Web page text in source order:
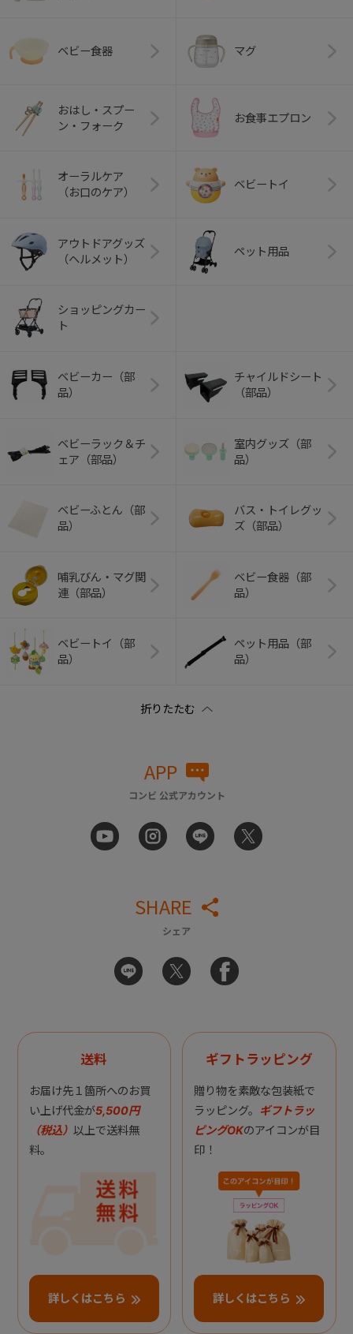
ベビー食器 マグ
おはし・スプー
ン・フォーク
お食事エプロン
オーラルケア
（お口のケア）
ベビートイ
アウトドアグッズ
（ヘルメット）
ペット用品
ショッピングカー
ト
ベビーカー（部
品）
チャイルドシート
（部品）
ベビーラック＆チ
ェア（部品）
室内グッズ（部
品）
ベビーふとん（部
品）
バス・トイレグッ
ズ（部品）
哺乳びん・マグ関
連（部品）
ベビー食器（部
品）
ベビートイ（部
品）
ペット用品（部
品）
APP
コンビ 公式アカウント
SHARE
シェア
送料
お届け先１箇所へのお買
い上げ代金が5,500円
（税込） 以上で送料無
料。
詳しくはこちら
ギフトラッピング
贈り物を素敵な包装紙で
ラッピング。 ギフトラッ
ピングOKのアイコンが目
印！
詳しくはこちら